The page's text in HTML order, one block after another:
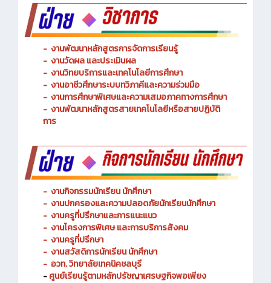
- งานพัฒนาหลักสูตรการจัดการเรียนรู้
- งานวัดผล และประเมินผล
- งานวิทยบริการและเทคโนโลยีการศึกษา
- งานอาชีวศึกษาระบบทวิภาคีและความร่วมมือ
- งานการศึกษาพิเศษและความเสมอภาคทางการศึกษา
- งานพัฒนาหลักสูตรสายเทคโนโลยีหรือสายปฏิบัติ
การ
- งานกิจกรรมนักเรียน นักศึกษา
- งานปกครองและความปลอดภัยนักเรียนนักศึกษา
- งานครูที่ปรึกษาและการแนะแนว
- งานโครงการพิเศษ และการบริการสังคม
- งานครูที่ปรึกษา
- งานสวัสดิการนักเรียน นักศึกษา
- อวท. วิทยาลัยเทคนิคชลบุรี
-ศูนย์เรียนรู้ตามหลักปรัชญาเศรษฐกิจพอเพียง